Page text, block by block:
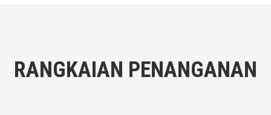
RANGKAIAN PENANGANAN